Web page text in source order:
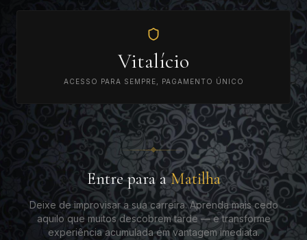
Vitalício
ACESSO PARA SEMPRE, PAGAMENTO ÚNICO
Entre para aMatilha
Deixe de improvisar a sua carreira. Aprenda mais cedo
aquilo que muitos descobrem tarde — e transforme
experiência acumulada em vantagem imediata.